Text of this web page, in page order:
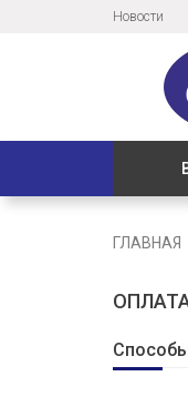
Новости
ГЛАВНАЯ